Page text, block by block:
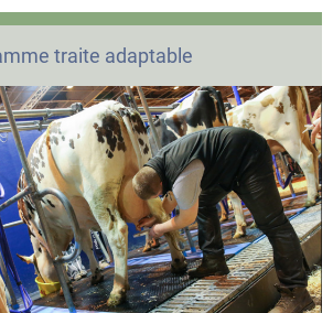
traite adaptable